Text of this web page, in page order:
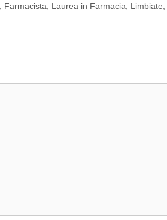
Farmacista Laurea in Farmacia Limbiate